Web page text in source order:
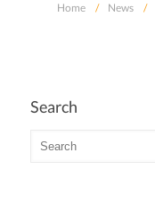
Home News
Search